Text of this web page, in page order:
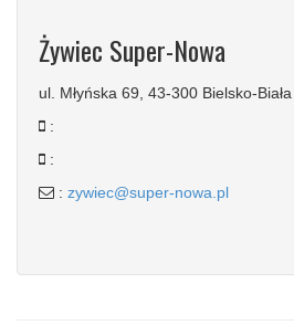
Żywiec Super-Nowa
ul. Młyńska 69, 43-300 Bielsko-Biała
:
:
: zywiec@super-nowa.pl